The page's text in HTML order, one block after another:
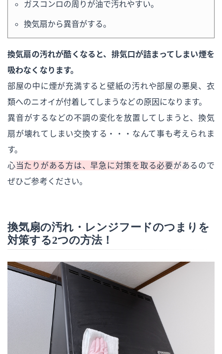
ガスコンロの周りが油で汚れやすい。
換気扇から異音がする。
換気扇の汚れが酷くなると、排気口が詰まってしまい煙を
吸わなくなります。
部屋の中に煙が充満すると壁紙の汚れや部屋の悪臭、衣
類へのニオイが付着してしまうなどの原因になります。
異音がするなどの不調の変化を放置してしまうと、換気
扇が壊れてしまい交換する・・・なんて事も考えられま
す。
心当たりがある方は、早急に対策を取る必要がある ので
ぜひご参考ください。
換気扇の汚れ・レンジフードのつまりを
対策する2つの方法！